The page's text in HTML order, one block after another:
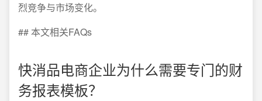
烈竞争与市场变化。
## 本文相关FAQs
快消品电商企业为什么需要专门的财
务报表模板？